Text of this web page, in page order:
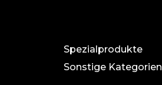
Spezialprodukte
Sonstige Kategorien